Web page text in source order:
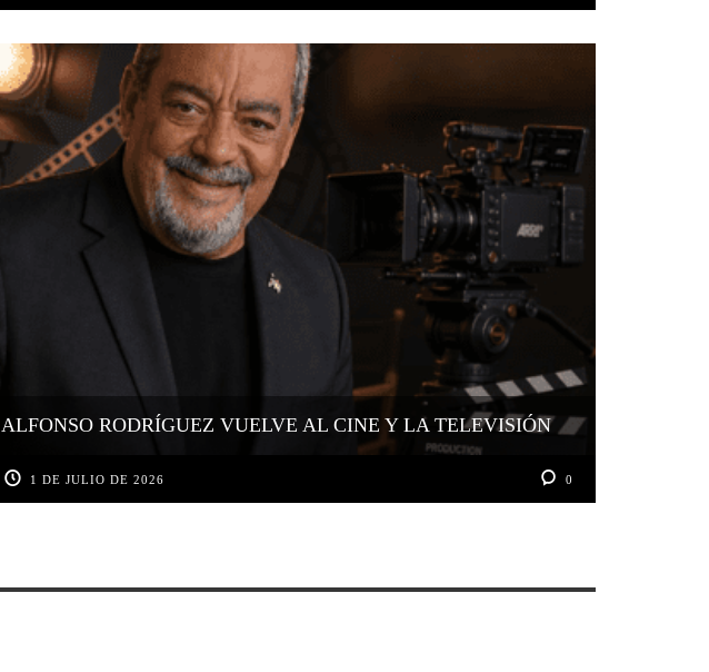
ALFONSO RODRÍGUEZ VUELVE AL CINE Y LA TELEVISIÓN
1 DE JULIO DE 2026 0